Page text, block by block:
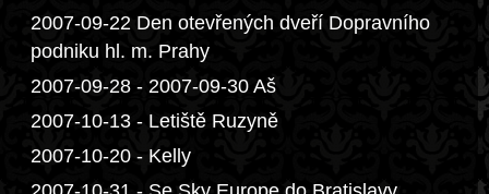
2007-09-22 Den otevřených dveří Dopravního
podniku hl. m. Prahy
2007-09-28 - 2007-09-30 Aš
2007-10-13 - Letiště Ruzyně
2007-10-20 - Kelly